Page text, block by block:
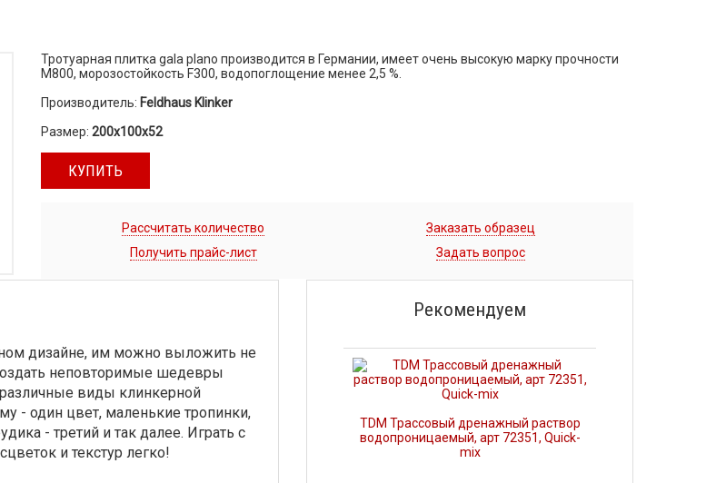
Тротуарная плитка gala plano производится в Германии, имеет очень высокую марку прочности
М800, морозостойкость F300, водопоглощение менее 2,5 %.
Производитель: Feldhaus Klinker
Размер: 200х100х52
КУПИТЬ
Рассчитать количество
Заказать образец
Получить прайс-лист
Задать вопрос
дизайне, им можно выложить не
неповторимые шедевры
виды клинкерной
- один цвет, маленькие тропинки,
- третий и так далее. Играть с
и текстур легко!
Рекомендуем
TDM Трассовый дренажный раствор
водопроницаемый, арт 72351, Quick-
mix